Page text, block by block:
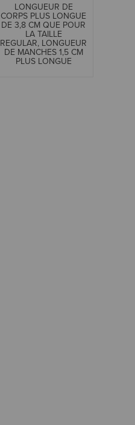
LONGUEUR DE
CORPS PLUS LONGUE
DE 3,8 CM QUE POUR
LA TAILLE
REGULAR, LONGUEUR
DE MANCHES 1,5 CM
PLUS LONGUE